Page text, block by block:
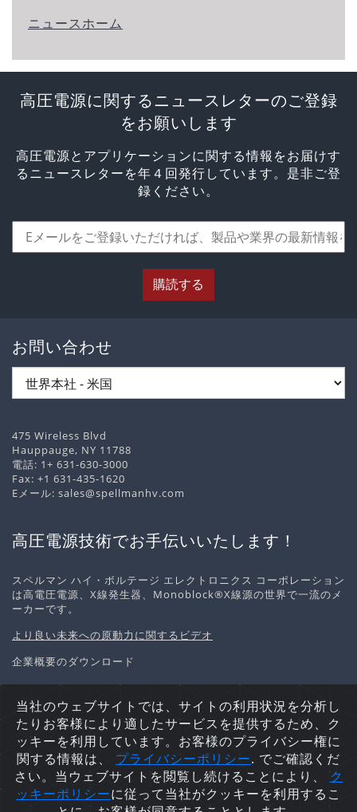
ニュースホーム
高圧電源に関するニュースレターのご登録
をお願いします
高圧電源とアプリケーションに関する情報をお届けす
るニュースレターを年４回発行しています。是非ご登
録ください。
購読する
お問い合わせ
475 Wireless Blvd
Hauppauge, NY 11788
電話: 1+ 631-630-3000
Fax: +1 631-435-1620
Eメール: sales@spellmanhv.com
高圧電源技術でお手伝いいたします！
スペルマン ハイ・ボルテージ エレクトロニクス コーポレーション
は高電圧電源、X線発生器、Monoblock®X線源の世界で一流のメ
ーカーです。
より良い未来への原動力に関するビデオ
企業概要のダウンロード
個人情報の取り扱いについてCookieポリシーサイトマッ
プ
Copyright © 2026 Spellman High Voltage Electronics
Corporation. 不許複製・禁無断転載.
当社のウェブサイトでは、サイトの利用状況を分析し
たりお客様により適したサービスを提供するため、ク
ッキーを利用しています。お客様のプライバシー権に
関する情報は、 プライバシーポリシー. でご確認くだ
さい。当ウェブサイトを閲覧し続けることにより、
ク
ッキーポリシーに従って当社がクッキーを利用するこ